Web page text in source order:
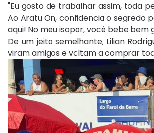
"Eu gosto de trabalhar assim, toda
Ao Aratu On, confidencia o segredo
aqui! No meu isopor, você bebe bem
De um jeito semelhante, Lilian
viram amigos e voltam a comprar